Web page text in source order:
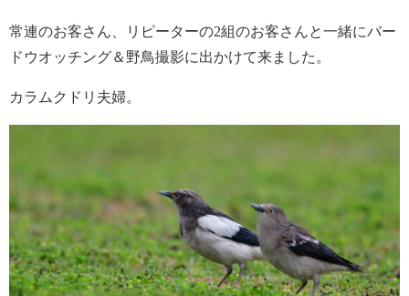
常連のお客さん、リピーターの2組のお客さんと一緒にバー
ドウオッチング＆野鳥撮影に出かけて来ました。
カラムクドリ夫婦。